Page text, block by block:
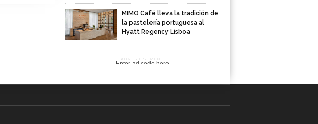
MIMO Café lleva la tradición de
la pastelería portuguesa al
Hyatt Regency Lisboa
ADVERTISEMENT
Enter ad code here